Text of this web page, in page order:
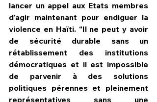
HPN Live
lancer un appel aux Etats membres
d'agir maintenant pour endiguer la
violence en Haïti. “Il ne peut y avoir
de sécurité durable sans un
rétablissement des institutions
démocratiques et il est impossible
de parvenir à des solutions
politiques pérennes et pleinement
représentatives sans une